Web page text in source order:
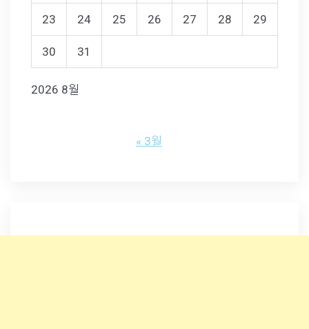
2026 8월
23 24 25 26 27 28 29
30 31
« 3월